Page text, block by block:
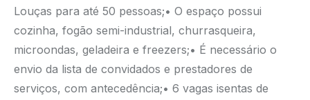
Louças para até 50 pessoas;• O espaço possui
cozinha, fogão semi-industrial, churrasqueira,
microondas, geladeira e freezers;• É necessário o
envio da lista de convidados e prestadores de
serviços, com antecedência;• 6 vagas isentas de